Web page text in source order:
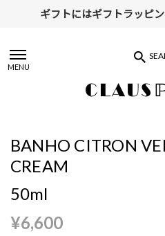
ギフトにはギフトラッピ
MENU
BANHO CITRON
CREAM
50ml
¥6,600